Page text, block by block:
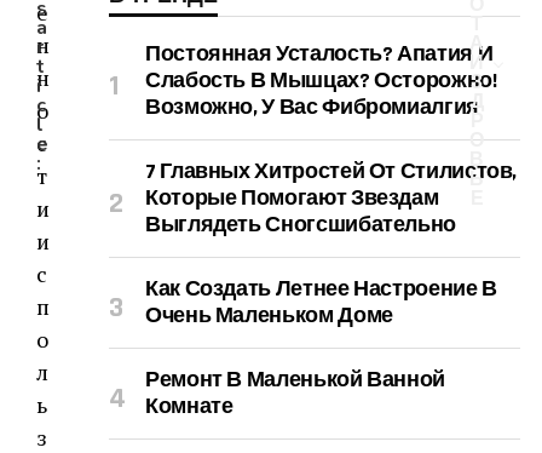
Т
А
И
З
Д
О
В
Ь
s
a
r
t
i
c
l
e
:
Постоянная Усталость? Апатия И
Слабость В Мышцах? Осторожно!
Возможно, У Вас Фибромиалгия
7 Главных Хитростей От Стилистов,
Которые Помогают Звездам
Выглядеть Сногсшибательно
Как Создать Летнее Настроение В
Очень Маленьком Доме
Ремонт В Маленькой Ванной
Комнате